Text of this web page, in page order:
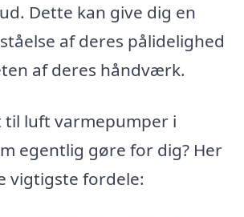
Dette kan give dig en
af deres pålidelighed
af deres håndværk.
til luft varmepumper i
egentlig gøre for dig? Her
vigtigste fordele: